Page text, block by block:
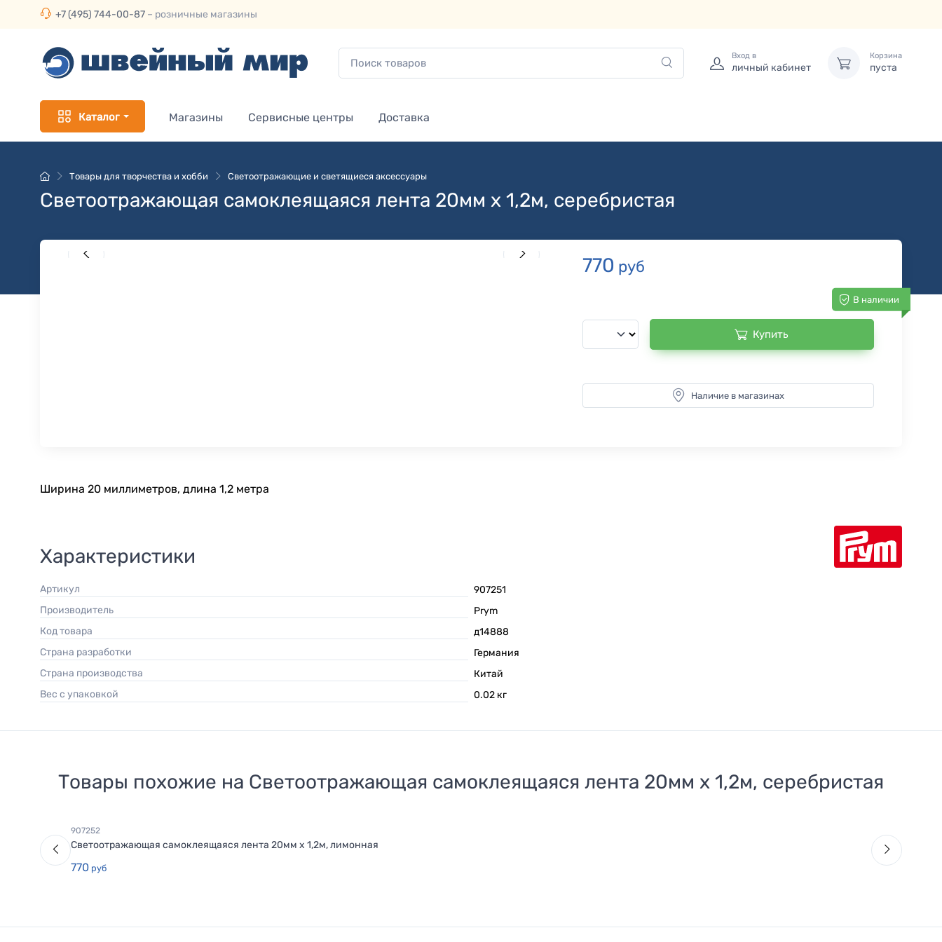
+7 (495) 744-00-87 – розничные магазины
Вход в
личный кабинет
Корзина
пуста
Каталог Магазины Сервисные центры Доставка
Товары для творчества и хобби Светоотражающие и светящиеся аксессуары
Светоотражающая самоклеящаяся лента 20мм х 1,2м, серебристая
770 руб
В наличии
Купить
Наличие в магазинах
Ширина 20 миллиметров, длина 1,2 метра
Характеристики
Артикул
907251
Производитель
Prym
Код товара
д14888
Страна разработки
Германия
Страна производства
Китай
Вес с упаковкой
0.02 кг
Товары похожие на Светоотражающая самоклеящаяся лента 20мм х 1,2м, серебристая
907252
Светоотражающая самоклеящаяся лента 20мм х 1,2м, лимонная
770 руб